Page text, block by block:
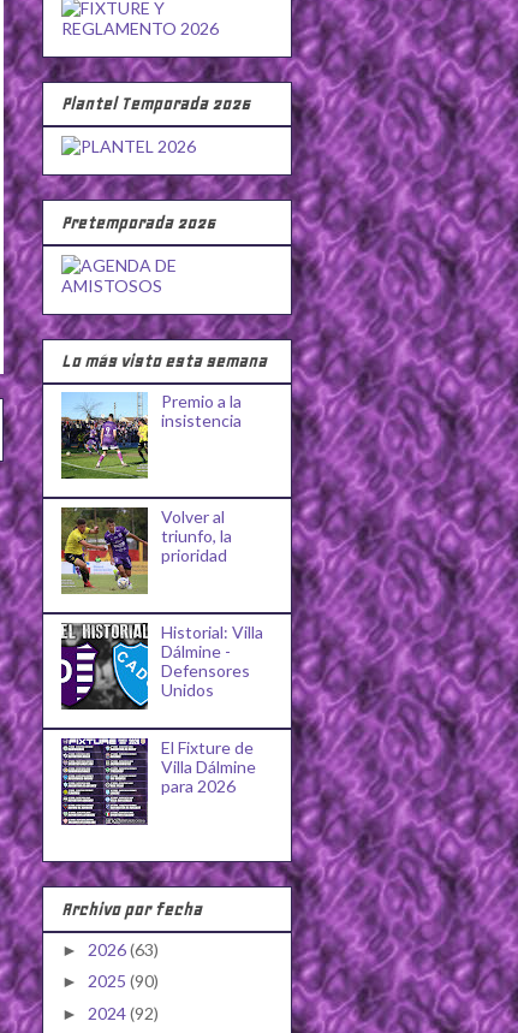
Plantel Temporada 2026
Pretemporada 2026
Lo más visto esta semana
Premio a la
insistencia
Volver al
triunfo, la
prioridad
Historial: Villa
Dálmine -
Defensores
Unidos
El Fixture de
Villa Dálmine
para 2026
Archivo por fecha
► 2026(63)
► 2025 (90)
► 2024(92)